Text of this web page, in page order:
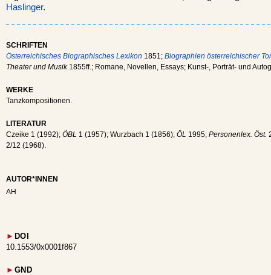
Haslinger.
SCHRIFTEN
Österreichisches Biographisches Lexikon 1851; Biographien österreichischer
Theater und Musik1855ff.; Romane, Novellen, Essays; Kunst-, Porträt- und
WERKE
Tanzkompositionen.
LITERATUR
Czeike 1 (1992); ÖBL 1 (1957); Wurzbach 1 (1856); ÖL 1995; Personenlex. Öst.
2/12 (1968).
AUTOR*INNEN
AH
► DOI
10.1553/0x0001f867
► GND